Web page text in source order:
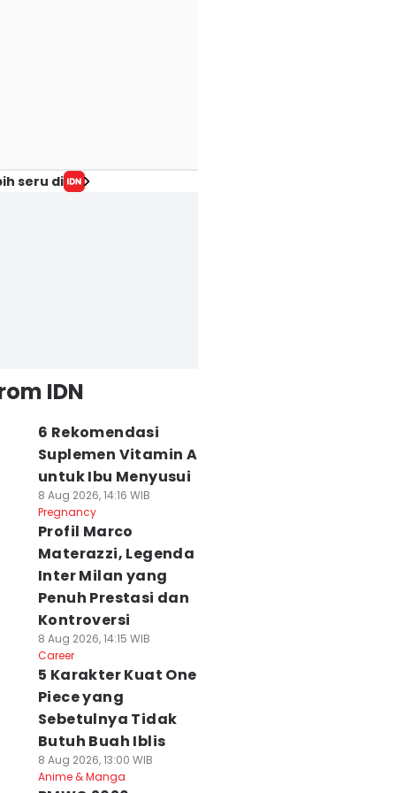
seru di
IDN
6 Rekomendasi
Suplemen Vitamin A
untuk Ibu Menyusui
8 Aug 2026, 14:16 WIB
Pregnancy
Profil Marco
Materazzi, Legenda
Inter Milan yang
Penuh Prestasi dan
Kontroversi
8 Aug 2026, 14:15 WIB
Career
5 Karakter Kuat One
Piece yang
Sebetulnya Tidak
Butuh Buah Iblis
8 Aug 2026, 13:00 WIB
Anime & Manga